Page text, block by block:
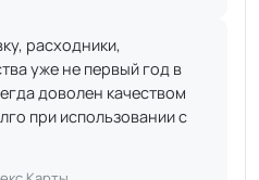
расходники,
уже не первый год в
доволен качеством
при использовании с